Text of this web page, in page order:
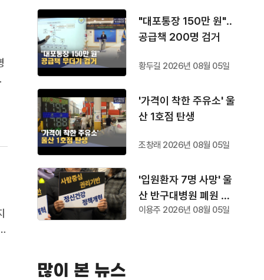
"대포통장 150만 원"‥
공급책 200명 검거
황두길 2026년 08월 05일
'가격이 착한 주유소' 울
산 1호점 탄생
조창래 2026년 08월 05일
'입원환자 7명 사망' 울
산 반구대병원 폐원 수
순
이용주 2026년 08월 05일
많이 본 뉴스